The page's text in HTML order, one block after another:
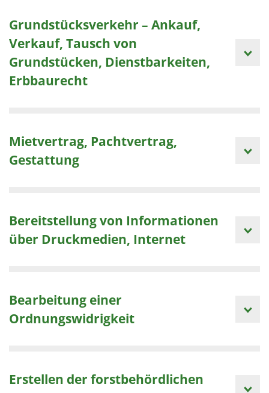
Grundstücksverkehr – Ankauf,
Verkauf, Tausch von
Grundstücken, Dienstbarkeiten,
Erbbaurecht
Mietvertrag, Pachtvertrag,
Gestattung
Bereitstellung von Informationen
über Druckmedien, Internet
Bearbeitung einer
Ordnungswidrigkeit
Erstellen der forstbehördlichen